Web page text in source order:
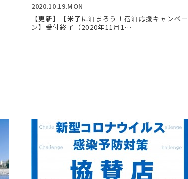
2020.10.19.MON
【更新】【米子に泊まろう！宿泊応援キャンペー
ン】受付終了（2020年11月1…